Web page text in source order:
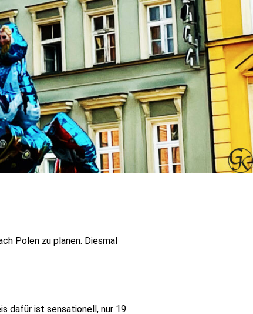
Polen zu planen. Diesmal
dafür ist sensationell, nur 19